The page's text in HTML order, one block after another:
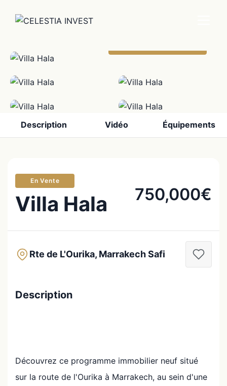
Description Vidéo Équipements
En Vente
Villa Hala 750,000€
Rte de L'Ourika, Marrakech Safi
Description
Découvrez ce programme immobilier neuf situé
sur la route de l'Ourika à Marrakech, au sein d'une